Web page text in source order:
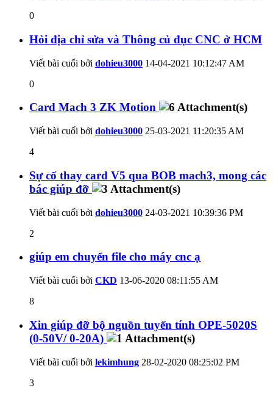
0
Hỏi địa chỉ sửa và Thông củ đục CNC ở HCM
Viết bài cuối bởi dohieu3000 14-04-2021 10:12:47 AM
0
Card Mach 3 ZK Motion
Viết bài cuối bởi dohieu3000 25-03-2021 11:20:35 AM
4
Sự cố thay card V5 qua BOB mach3, mong các
bác giúp đỡ
Viết bài cuối bởi dohieu3000 24-03-2021 10:39:36 PM
2
giúp em chuyển file cho máy cnc ạ
Viết bài cuối bởi CKD 13-06-2020 08:11:55 AM
8
Xin giúp đỡ bộ nguồn tuyến tính OPE-5020S
(0-50V/ 0-20A)
Viết bài cuối bởi lekimhung 28-02-2020 08:25:02 PM
3